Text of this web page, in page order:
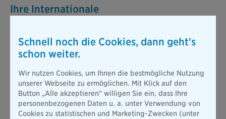
Ihre Internationale
Sie planen demnächst eine Auslandsreise mit Ihrem eigenen
Versicherungskarte für den Kraftverkehr (IVK) mit sich zu
führen.
Die Bescheinigung ist ein in über 40 Ländern gültiger
Nachweis, dass Ihr Pkw versichert ist und erleichtert die
Schadenabwicklung bei einem Autounfall im Ausland.
Schnell noch die Cookies, dann geht's
schon weiter.
Wir nutzen Cookies, um Ihnen die bestmögliche Nutzung
unserer Webseite zu ermöglichen. Mit Klick auf den
Button „Alle akzeptieren" willigen Sie ein, dass Ihre
personenbezogenen Daten u. a. unter Verwendung von
Cookies zu statistischen und Marketing-Zwecken (unter